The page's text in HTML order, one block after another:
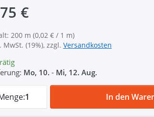
€
200 m (0,02 € / 1 m)
MwSt. (19%), zzgl. Versandkosten
Mo, 10. - Mi, 12. Aug.
1
Gütermann Garne -
In den